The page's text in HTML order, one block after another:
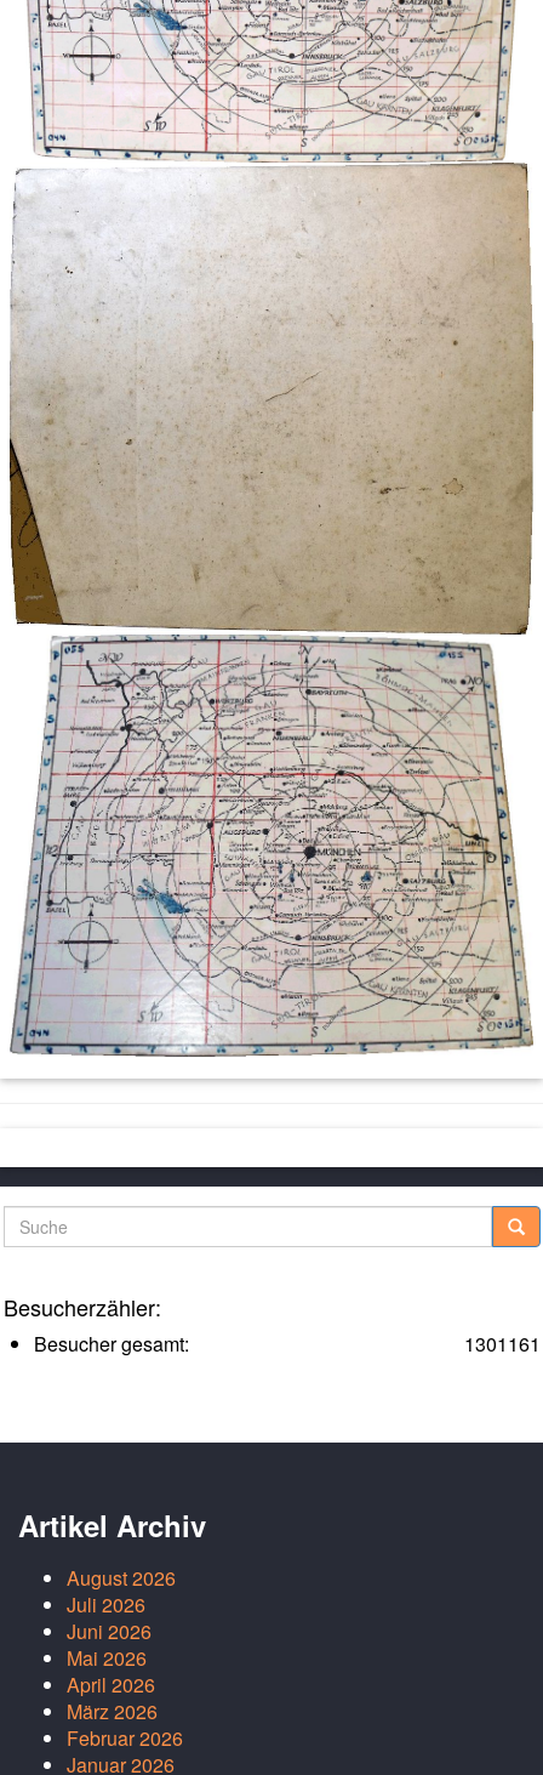
Suche
Besucherzähler:
1301161
Besucher gesamt:
Artikel Archiv
August 2026
Juli 2026
Juni 2026
Mai 2026
April 2026
März 2026
Februar 2026
Januar 2026